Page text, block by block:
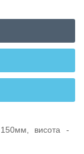
висота -